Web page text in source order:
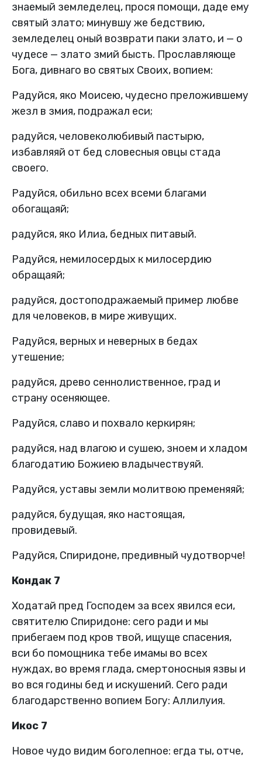
знаемый земледелец, прося помощи, даде ему
святый злато; минувшу же бедствию,
земледелец оный возврати паки злато, и — о
чудесе — злато змий бысть. Прославляюще
Бога, дивнаго во святых Своих, вопием:
Радуйся, яко Моисею, чудесно преложившему
жезл в змия, подражал еси;
радуйся, человеколюбивый пастырю,
избавляяй от бед словесныя овцы стада
своего.
Радуйся, обильно всех всеми благами
обогащаяй;
радуйся, яко Илиа, бедных питавый.
Радуйся, немилосердых к милосердию
обращаяй;
радуйся, достоподражаемый пример любве
для человеков, в мире живущих.
Радуйся, верных и неверных в бедах
утешение;
радуйся, древо сеннолиственное, град и
страну осеняющее.
Радуйся, славо и похвало керкирян;
радуйся, над влагою и сушею, зноем и хладом
благодатию Божиею владычествуяй.
Радуйся, уставы земли молитвою пременяяй;
радуйся, будущая, яко настоящая,
провидевый.
Радуйся, Спиридоне, предивный чудотворче!
Кондак 7
Ходатай пред Господем за всех явился еси,
святителю Спиридоне: сего ради и мы
прибегаем под кров твой, ищуще спасения,
вси бо помощника тебе имамы во всех
нуждах, во время глада, смертоносныя язвы и
во вся годины бед и искушений. Сего ради
благодарственно вопием Богу: Аллилуия.
Икос 7
Новое чудо видим боголепное: егда ты, отче,